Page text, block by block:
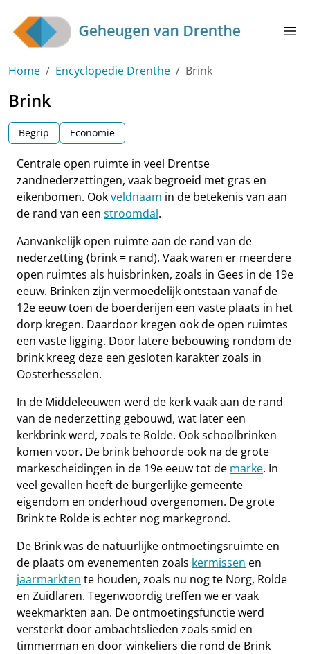
Skip to main content
menu
Home Encyclopedie Drenthe Brink
Brink
Begrip Economie
Centrale open ruimte in veel Drentse
zandnederzettingen, vaak begroeid met gras en
eikenbomen. Ookveldnaam in de betekenis van aan
de rand van een stroomdal.
Aanvankelijk open ruimte aan de rand van de
nederzetting (brink = rand). Vaak waren er meerdere
open ruimtes als huisbrinken, zoals in Gees in de 19e
eeuw. Brinken zijn vermoedelijk ontstaan vanaf de
12e eeuw toen de boerderijen een vaste plaats in het
dorp kregen. Daardoor kregen ook de open ruimtes
een vaste ligging. Door latere bebouwing rondom de
brink kreeg deze een gesloten karakter zoals in
Oosterhesselen.
In de Middeleeuwen werd de kerk vaak aan de rand
van de nederzetting gebouwd, wat later een
kerkbrink werd, zoals te Rolde. Ook schoolbrinken
komen voor. De brink behoorde ook na de grote
markescheidingen in de 19e eeuw tot de marke. In
veel gevallen heeft de burgerlijke gemeente
eigendom en onderhoud overgenomen. De grote
Brink te Rolde is echter nog markegrond.
De Brink was de natuurlijke ontmoetingsruimte en
de plaats om evenementen zoals kermissen en
jaarmarkten te houden, zoals nu nog te Norg, Rolde
en Zuidlaren. Tegenwoordig treffen we er vaak
weekmarkten aan. De ontmoetingsfunctie werd
versterkt door ambachtslieden zoals smid en
timmerman en door winkeliers die rond de Brink